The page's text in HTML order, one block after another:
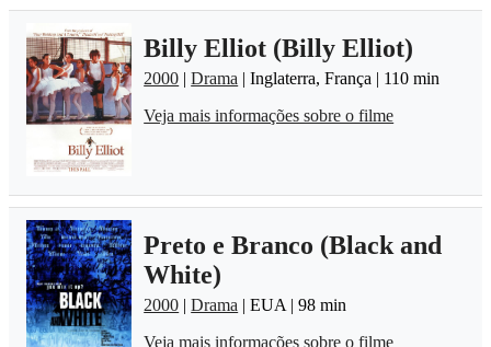
Billy Elliot (Billy Elliot)
2000 |Drama | Inglaterra, França | 110 min
Veja mais informações sobre o filme
Preto e Branco (Black and
White)
2000 |Drama | EUA | 98 min
Veja mais informações sobre o filme